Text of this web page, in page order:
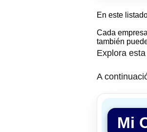
En este
Cada
también
Explora
A
Mi